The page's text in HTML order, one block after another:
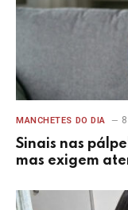
MANCHETES DO DIA
Sinais nas
mas exigem